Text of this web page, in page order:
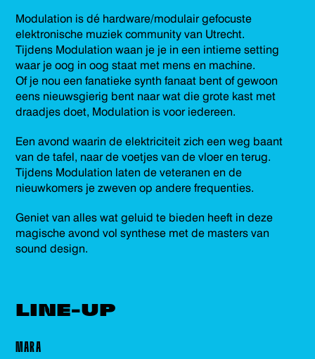
Modulation is dé hardware/modulair gefocuste
elektronische muziek community van Utrecht.
Tijdens Modulation waan je je in een intieme setting
waar je oog in oog staat met mens en machine.
Of je nou een fanatieke synth fanaat bent of gewoon
eens nieuwsgierig bent naar wat die grote kast met
draadjes doet, Modulation is voor iedereen.
Een avond waarin de elektriciteit zich een weg baant
van de tafel, naar de voetjes van de vloer en terug.
Tijdens Modulation laten de veteranen en de
nieuwkomers je zweven op andere frequenties.
Geniet van alles wat geluid te bieden heeft in deze
magische avond vol synthese met de masters van
sound design.
LINE-UP
MARA